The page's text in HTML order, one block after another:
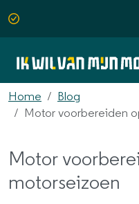
Home
Blog
Motor voorbereiden
Motor
motorseizoen